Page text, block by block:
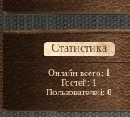
Статистика
Онлайн всего:1
Гостей:1
Пользователей:0